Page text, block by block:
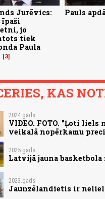
Jurēvics:
īpaši
jo
tiek
Paula
3
Pauls
KAS
2024.gads
VIDEO. FOTO. "Ļoti
veikalā nopērkamu preci
2025.gads
Latvijā jauna
2023.gads
Jaunzēlandietis ir